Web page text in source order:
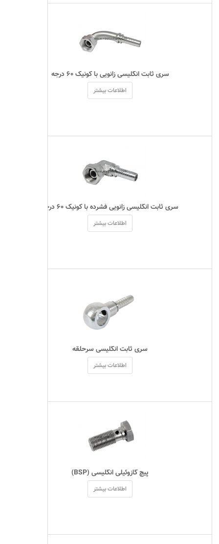
سری ثابت انگلیسی زانویی با کونیک ۶۰ درجه
اطلاعات بیشتر
سری ثابت انگلیسی زانویی فشرده با کونیک ۶۰ درجه
اطلاعات بیشتر
سری ثابت انگلیسی سرحلقه
اطلاعات بیشتر
پیچ گازوئیلی انگلیسی (BSP)
اطلاعات بیشتر